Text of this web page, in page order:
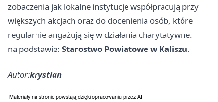
zobaczenia jak lokalne instytucje współpracują przy
większych akcjach oraz do docenienia osób, które
regularnie angażują się w działania charytatywne.
na podstawie: Starostwo Powiatowe w Kaliszu.
Autor:krystian